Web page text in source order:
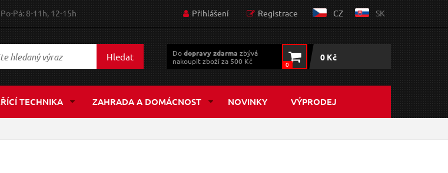
Pá: 8-11h, 12-15h Přihlášení Registrace CZ SK
Hledat Dodopravy zdarma zbývá
nakoupit zboží za 500 Kč
0
0 Kč
TECHNIKA ZAHRADA A DOMÁCNOST NOVINKY VÝPRODEJ